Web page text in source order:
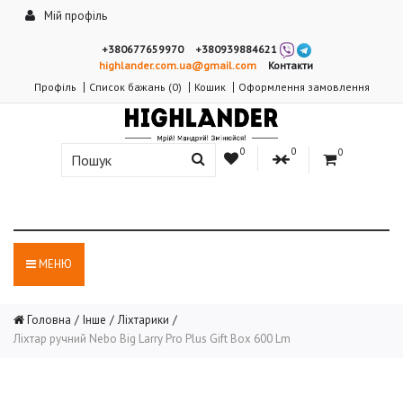
Мій профіль
+380677659970
+380939884621
highlander.com.ua@gmail.com
Контакти
Профіль
Список бажань (0) Кошик Оформлення замовлення
0 0 0
МЕНЮ
Головна Інше
Ліхтарики
Ліхтар ручний Nebo Big Larry Pro Plus Gift Box 600 Lm